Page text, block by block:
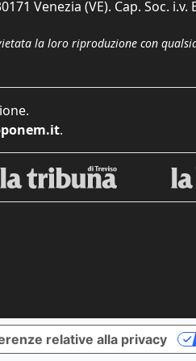
Venezia (VE). Cap. Soc. i.v.
la loro riproduzione con
.
relative alla privacy